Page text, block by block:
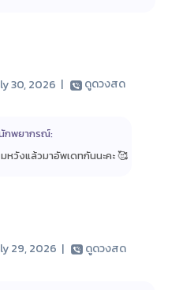
30, 2026 | ดูดวงสด
กพยากรณ์:
วังแล้วมาอัพเดทกันนะคะ 🥰
29, 2026 | ดูดวงสด